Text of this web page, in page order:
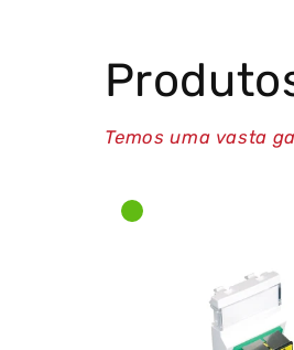
Temos uma vasta